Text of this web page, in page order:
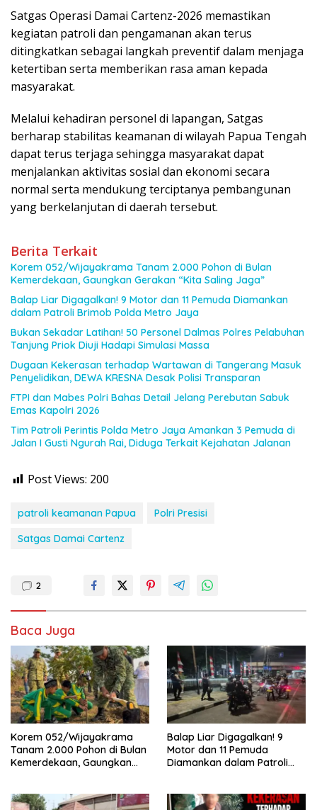
Satgas Operasi Damai Cartenz-2026 memastikan
kegiatan patroli dan pengamanan akan terus
ditingkatkan sebagai langkah preventif dalam menjaga
ketertiban serta memberikan rasa aman kepada
masyarakat.
Melalui kehadiran personel di lapangan, Satgas
berharap stabilitas keamanan di wilayah Papua Tengah
dapat terus terjaga sehingga masyarakat dapat
menjalankan aktivitas sosial dan ekonomi secara
normal serta mendukung terciptanya pembangunan
yang berkelanjutan di daerah tersebut.
Berita Terkait
Korem 052/Wijayakrama Tanam 2.000 Pohon di Bulan
Kemerdekaan, Gaungkan Gerakan “Kita Saling Jaga”
Balap Liar Digagalkan! 9 Motor dan 11 Pemuda Diamankan
dalam Patroli Brimob Polda Metro Jaya
Bukan Sekadar Latihan! 50 Personel Dalmas Polres Pelabuhan
Tanjung Priok Diuji Hadapi Simulasi Massa
Dugaan Kekerasan terhadap Wartawan di Tangerang Masuk
Penyelidikan, DEWA KRESNA Desak Polisi Transparan
FTPI dan Mabes Polri Bahas Detail Jelang Perebutan Sabuk
Emas Kapolri 2026
Tim Patroli Perintis Polda Metro Jaya Amankan 3 Pemuda di
Jalan I Gusti Ngurah Rai, Diduga Terkait Kejahatan Jalanan
Post Views: 200
patroli keamanan Papua
Polri Presisi
Satgas Damai Cartenz
2
Baca Juga
Korem 052/Wijayakrama
Tanam 2.000 Pohon di Bulan
Kemerdekaan, Gaungkan
Balap Liar Digagalkan! 9
Motor dan 11 Pemuda
Diamankan dalam Patroli